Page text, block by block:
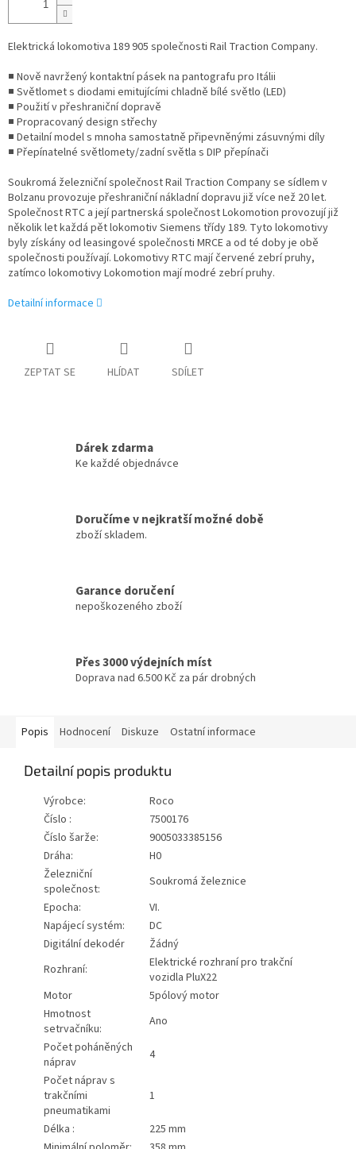
Elektrická lokomotiva 189 905 společnosti Rail Traction Company.
■ Nově navržený kontaktní pásek na pantografu pro Itálii
■ Světlomet s diodami emitujícími chladně bílé světlo (LED)
■ Použití v přeshraniční dopravě
■ Propracovaný design střechy
■ Detailní model s mnoha samostatně připevněnými zásuvnými díly
■ Přepínatelné světlomety/zadní světla s DIP přepínači
Soukromá železniční společnost Rail Traction Company se sídlem v
Bolzanu provozuje přeshraniční nákladní dopravu již více než 20 let.
Společnost RTC a její partnerská společnost Lokomotion provozují již
několik let každá pět lokomotiv Siemens třídy 189. Tyto lokomotivy
byly získány od leasingové společnosti MRCE a od té doby je obě
společnosti používají. Lokomotivy RTC mají červené zebrí pruhy,
zatímco lokomotivy Lokomotion mají modré zebrí pruhy.
Detailní informace
ZEPTAT SE HLÍDAT SDÍLET
Dárek zdarma
Ke každé objednávce
Doručíme v nejkratší možné době
zboží skladem.
Garance doručení
nepoškozeného zboží
Přes 3000 výdejních míst
Doprava nad 6.500 Kč za pár drobných
Popis Hodnocení Diskuze Ostatní informace
Detailní popis produktu
Výrobce:
Roco
Číslo :
7500176
Číslo šarže:
9005033385156
Dráha:
H0
Železniční
společnost:
Soukromá železnice
Epocha:
VI.
Napájecí systém:
DC
Digitální dekodér
Žádný
Rozhraní:
Elektrické rozhraní pro trakční
vozidla PluX22
Motor
5pólový motor
Hmotnost
setrvačníku:
Ano
Počet poháněných
náprav
4
Počet náprav s
trakčními
pneumatikami
1
Délka :
225 mm